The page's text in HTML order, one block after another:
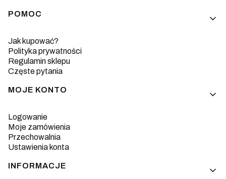
POMOC
Jak kupować?
Polityka prywatności
Regulamin sklepu
Częste pytania
MOJE KONTO
Logowanie
Moje zamówienia
Przechowalnia
Ustawienia konta
INFORMACJE